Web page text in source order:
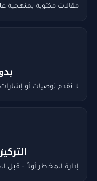
مقالات مكتوبة بمنهجية
لا نقدم توصيات أو
إدارة المخاطر أولاً - قبل